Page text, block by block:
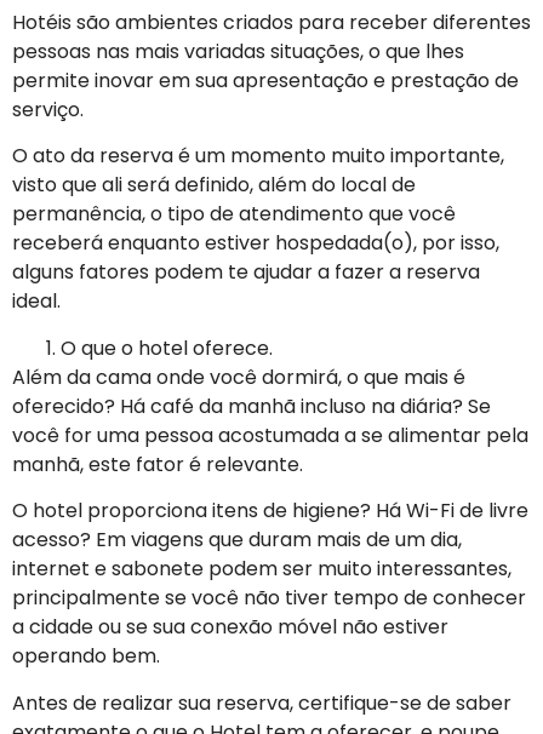
Hotéis são ambientes criados para receber diferentes
pessoas nas mais variadas situações, o que lhes
permite inovar em sua apresentação e prestação de
serviço.
O ato da reserva é um momento muito importante,
visto que ali será definido, além do local de
permanência, o tipo de atendimento que você
receberá enquanto estiver hospedada(o), por isso,
alguns fatores podem te ajudar a fazer a reserva
ideal.
O que o hotel oferece.
Além da cama onde você dormirá, o que mais é
oferecido? Há café da manhã incluso na diária? Se
você for uma pessoa acostumada a se alimentar pela
manhã, este fator é relevante.
O hotel proporciona itens de higiene? Há Wi-Fi de livre
acesso? Em viagens que duram mais de um dia,
internet e sabonete podem ser muito interessantes,
principalmente se você não tiver tempo de conhecer
a cidade ou se sua conexão móvel não estiver
operando bem.
Antes de realizar sua reserva, certifique-se de saber